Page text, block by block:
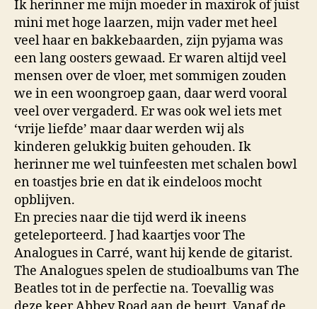
Ik herinner me mijn moeder in maxirok of juist
mini met hoge laarzen, mijn vader met heel
veel haar en bakkebaarden, zijn pyjama was
een lang oosters gewaad. Er waren altijd veel
mensen over de vloer, met sommigen zouden
we in een woongroep gaan, daar werd vooral
veel over vergaderd. Er was ook wel iets met
‘vrije liefde’ maar daar werden wij als
kinderen gelukkig buiten gehouden. Ik
herinner me wel tuinfeesten met schalen bowl
en toastjes brie en dat ik eindeloos mocht
opblijven.
En precies naar die tijd werd ik ineens
geteleporteerd. J had kaartjes voor The
Analogues in Carré, want hij kende de gitarist.
The Analogues spelen de studioalbums van The
Beatles tot in de perfectie na. Toevallig was